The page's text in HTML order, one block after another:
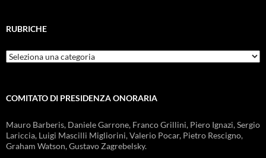
RUBRICHE
Rubriche
COMITATO DI PRESIDENZA ONORARIA
Mauro Barberis, Daniele Garrone, Franco Grillini, Piero Ignazi, Sergio
Lariccia, Luigi Mascilli Migliorini, Valerio Pocar, Pietro Rescigno,
Graham Watson, Gustavo Zagrebelsky.